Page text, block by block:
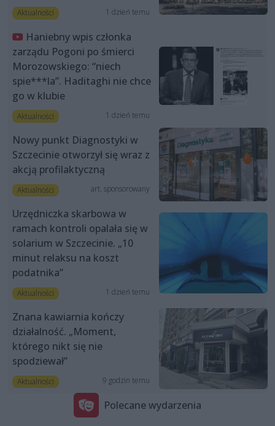
Aktualności 1 dzień temu
Haniebny wpis członka
zarządu Pogoni po śmierci
Morozowskiego: “niech
spie***la”. Haditaghi nie chce
go w klubie
Aktualności 1 dzień temu
Nowy punkt Diagnostyki w
Szczecinie otworzył się wraz z
akcją profilaktyczną
Aktualności art. sponsorowany
Urzędniczka skarbowa w
ramach kontroli opalała się w
solarium w Szczecinie. „10
minut relaksu na koszt
podatnika”
Aktualności 1 dzień temu
Znana kawiarnia kończy
działalność. „Moment,
którego nikt się nie
spodziewał”
Aktualności 9 godzin temu
Polecane wydarzenia